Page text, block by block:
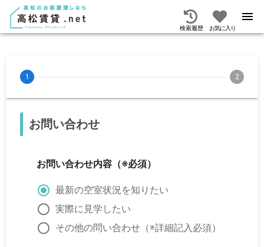
検索履歴 お気に入り
1 2
お問い合わせ
お問い合わせ内容 （※必須）
最新の空室状況を知りたい
実際に見学したい
その他の問い合わせ（※詳細記入必須）